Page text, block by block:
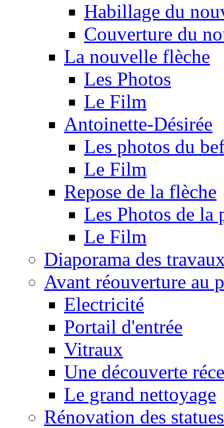
Habillage du
Couverture du
La nouvelle flèche
Les Photos
Le Film
Antoinette-Désirée
Les photos du
Le Film
Repose de la flèche
Les Photos de la
Le Film
Diaporama des
Avant réouverture au
Electricité
Portail d'entrée
Vitraux
Une découverte
Le grand nettoyage
Rénovation des statues